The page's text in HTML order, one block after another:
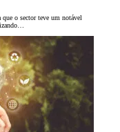
o sector teve um notável